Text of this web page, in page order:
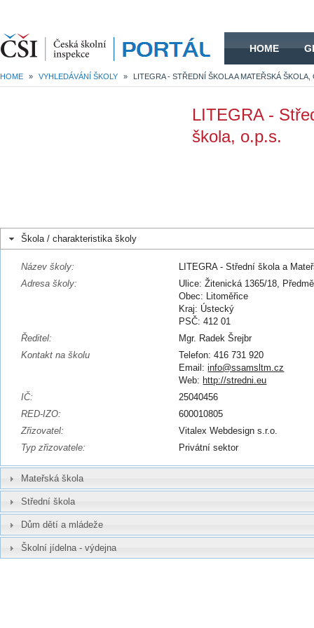
HOME
HOME » VYHLEDÁVÁNÍ ŠKOLY » LITEGRA - STŘEDNÍ ŠKOLA A MATEŘSKÁ ŠKOLA,
LITEGRA -
škola, o.p.s.
Škola / charakteristika školy
Název školy:
LITEGRA - Střední škola a
Adresa školy:
Ulice: Žitenická 1365/18,
Obec: Litoměřice
Kraj: Ústecký
PSČ: 412 01
Ředitel:
Mgr. Radek Šrejbr
Kontakt na školu
Telefon: 416 731 920
Email:info@ssamsltm.cz
Web: http://stredni.eu
IČ:
25040456
RED-IZO:
600010805
Zřizovatel:
Vitalex Webdesign s.r.o.
Typ zřizovatele:
Privátní sektor
Mateřská škola
Střední škola
Dům dětí a mládeže
Školní jídelna - výdejna